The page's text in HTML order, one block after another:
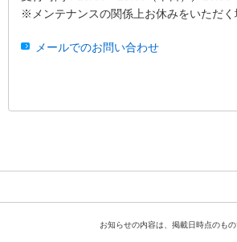
※メンテナンスの関係上お休みをいただく
メールでのお問い合わせ
お知らせの内容は、掲載日時点のもの